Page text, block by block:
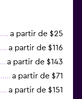
a partir de $25
a partir de $116
a partir de $143
a partir de $71
a partir de $151